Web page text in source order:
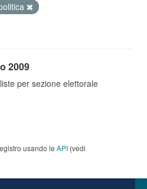
2009
per sezione elettorale
usando le API (vedi